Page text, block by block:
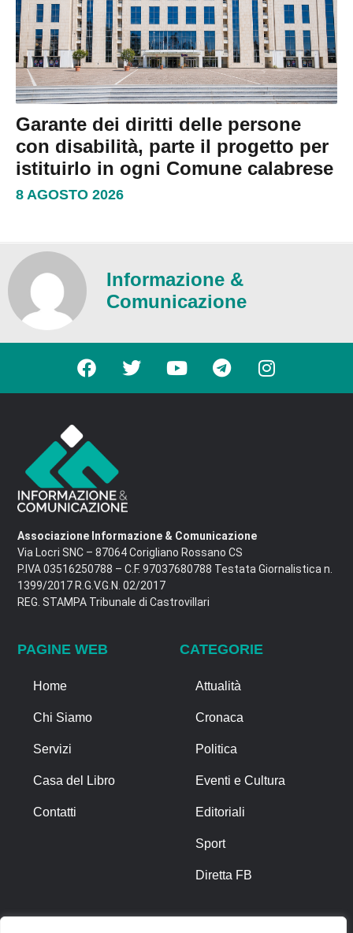
Garante dei diritti delle persone
con disabilità, parte il progetto per
istituirlo in ogni Comune calabrese
8 AGOSTO 2026
Informazione &
Comunicazione
Associazione Informazione & Comunicazione
Via Locri SNC – 87064 Corigliano Rossano CS
P.IVA 03516250788 – C.F. 97037680788 Testata Giornalistica n.
1399/2017 R.G.V.G.N. 02/2017
REG. STAMPA Tribunale di Castrovillari
PAGINE WEB
Home
Chi Siamo
Servizi
Casa del Libro
Contatti
CATEGORIE
Attualità
Cronaca
Politica
Eventi e Cultura
Editoriali
Sport
Diretta FB